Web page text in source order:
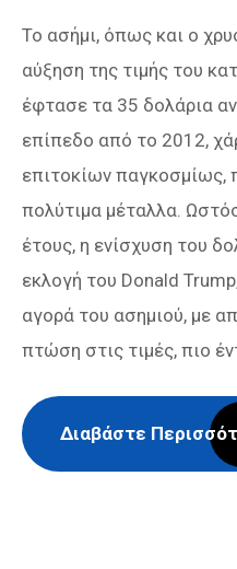
Το ασήμι, όπως και ο
αύξηση της τιμής του
έφτασε τα 35 δολάρια
επίπεδο από το 2012,
επιτοκίων παγκοσμίως,
πολύτιμα μέταλλα.
έτους, η ενίσχυση του
εκλογή του Donald
αγορά του ασημιού, με
πτώση στις τιμές, πιο
Διαβάστε